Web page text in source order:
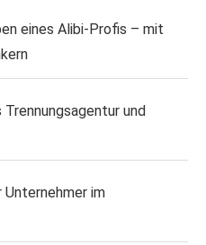
eines Alibi-Profis – mit
und
Unternehmer im